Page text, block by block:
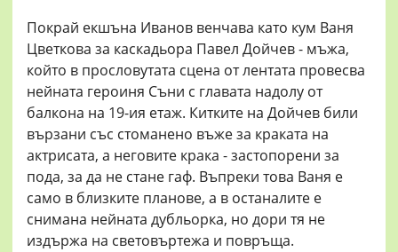
Покрай екшъна Иванов венчава като кум Ваня
Цветкова за каскадьора Павел Дойчев - мъжа,
който в прословутата сцена от лентата провесва
нейната героиня Съни с главата надолу от
балкона на 19-ия етаж. Китките на Дойчев били
вързани със стоманено въже за краката на
актрисата, а неговите крака - застопорени за
пода, за да не стане гаф. Въпреки това Ваня е
само в близките планове, а в останалите е
снимана нейната дубльорка, но дори тя не
издържа на световъртежа и повръща.